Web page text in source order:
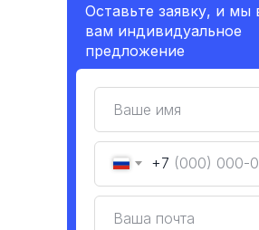
Оставьте заявку, и
вам индивидуальное
предложение
+7